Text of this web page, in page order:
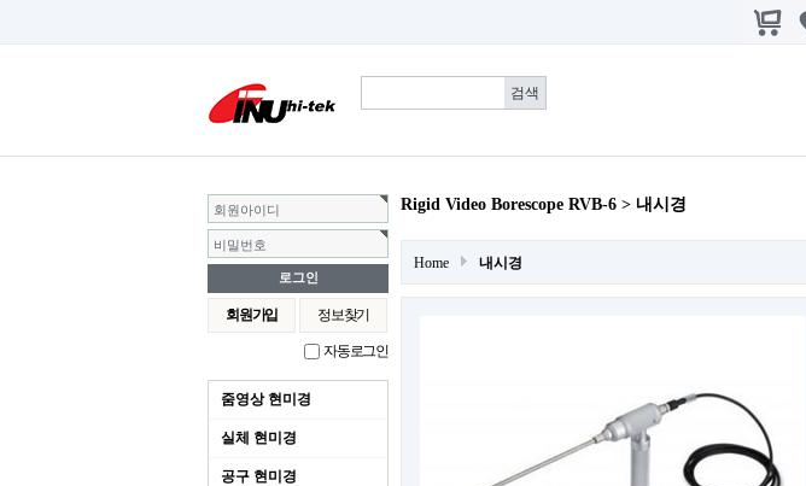
회원아이디
비밀번호
회원가입 정보찾기
자동로그인
줌영상 현미경
실체 현미경
공구 현미경
Rigid Video Borescope RVB-6 > 내시경
Home 내시경